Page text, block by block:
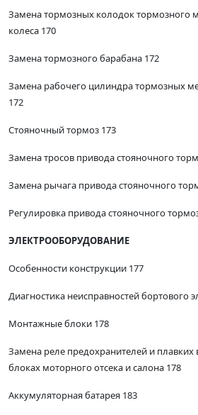
Замена тормозных колодок тормозного
колеса 170
Замена тормозного барабана 172
Замена рабочего цилиндра тормозных
172
Стояночный тормоз 173
Замена тросов привода стояночного
Замена рычага привода стояночного
Регулировка привода стояночного
ЭЛЕКТРООБОРУДОВАНИЕ
Особенности конструкции 177
Диагностика неисправностей бортового
Монтажные блоки 178
Замена реле предохранителей и плавких
блоках моторного отсека и салона 178
Аккумуляторная батарея 183